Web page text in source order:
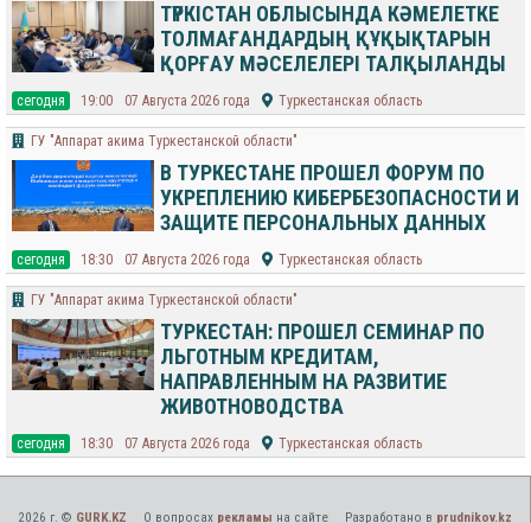
ТҮРКІСТАН ОБЛЫСЫНДА КӘМЕЛЕТКЕ
ТОЛМАҒАНДАРДЫҢ ҚҰҚЫҚТАРЫН
ҚОРҒАУ МӘСЕЛЕЛЕРІ ТАЛҚЫЛАНДЫ
cегодня 19:00 07 Августа 2026 года Туркестанская область
ГУ "Аппарат акима Туркестанской области"
В ТУРКЕСТАНЕ ПРОШЕЛ ФОРУМ ПО
УКРЕПЛЕНИЮ КИБЕРБЕЗОПАСНОСТИ И
ЗАЩИТЕ ПЕРСОНАЛЬНЫХ ДАННЫХ
cегодня 18:30 07 Августа 2026 года Туркестанская область
ГУ "Аппарат акима Туркестанской области"
ТУРКЕСТАН: ПРОШЕЛ СЕМИНАР ПО
ЛЬГОТНЫМ КРЕДИТАМ,
НАПРАВЛЕННЫМ НА РАЗВИТИЕ
ЖИВОТНОВОДСТВА
cегодня 18:30 07 Августа 2026 года Туркестанская область
2026 г. © GURK.KZ О вопросах рекламы на сайте Разработано в prudnikov.kz